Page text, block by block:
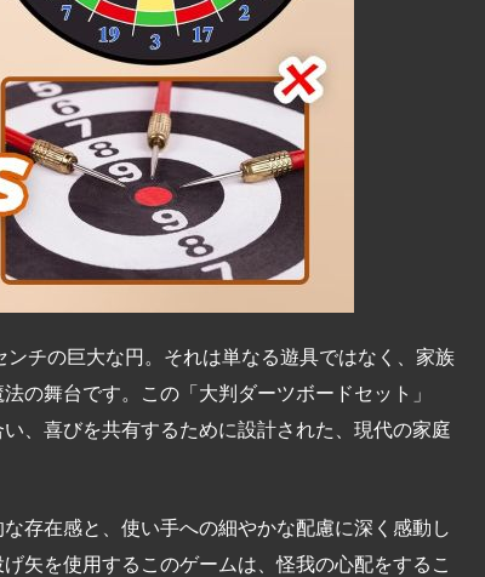
チの巨大な円。それは単なる遊具ではなく、家族
の舞台です。この「大判ダーツボードセット」
、喜びを共有するために設計された、現代の家庭
存在感と、使い手への細やかな配慮に深く感動し
矢を使用するこのゲームは、怪我の心配をするこ